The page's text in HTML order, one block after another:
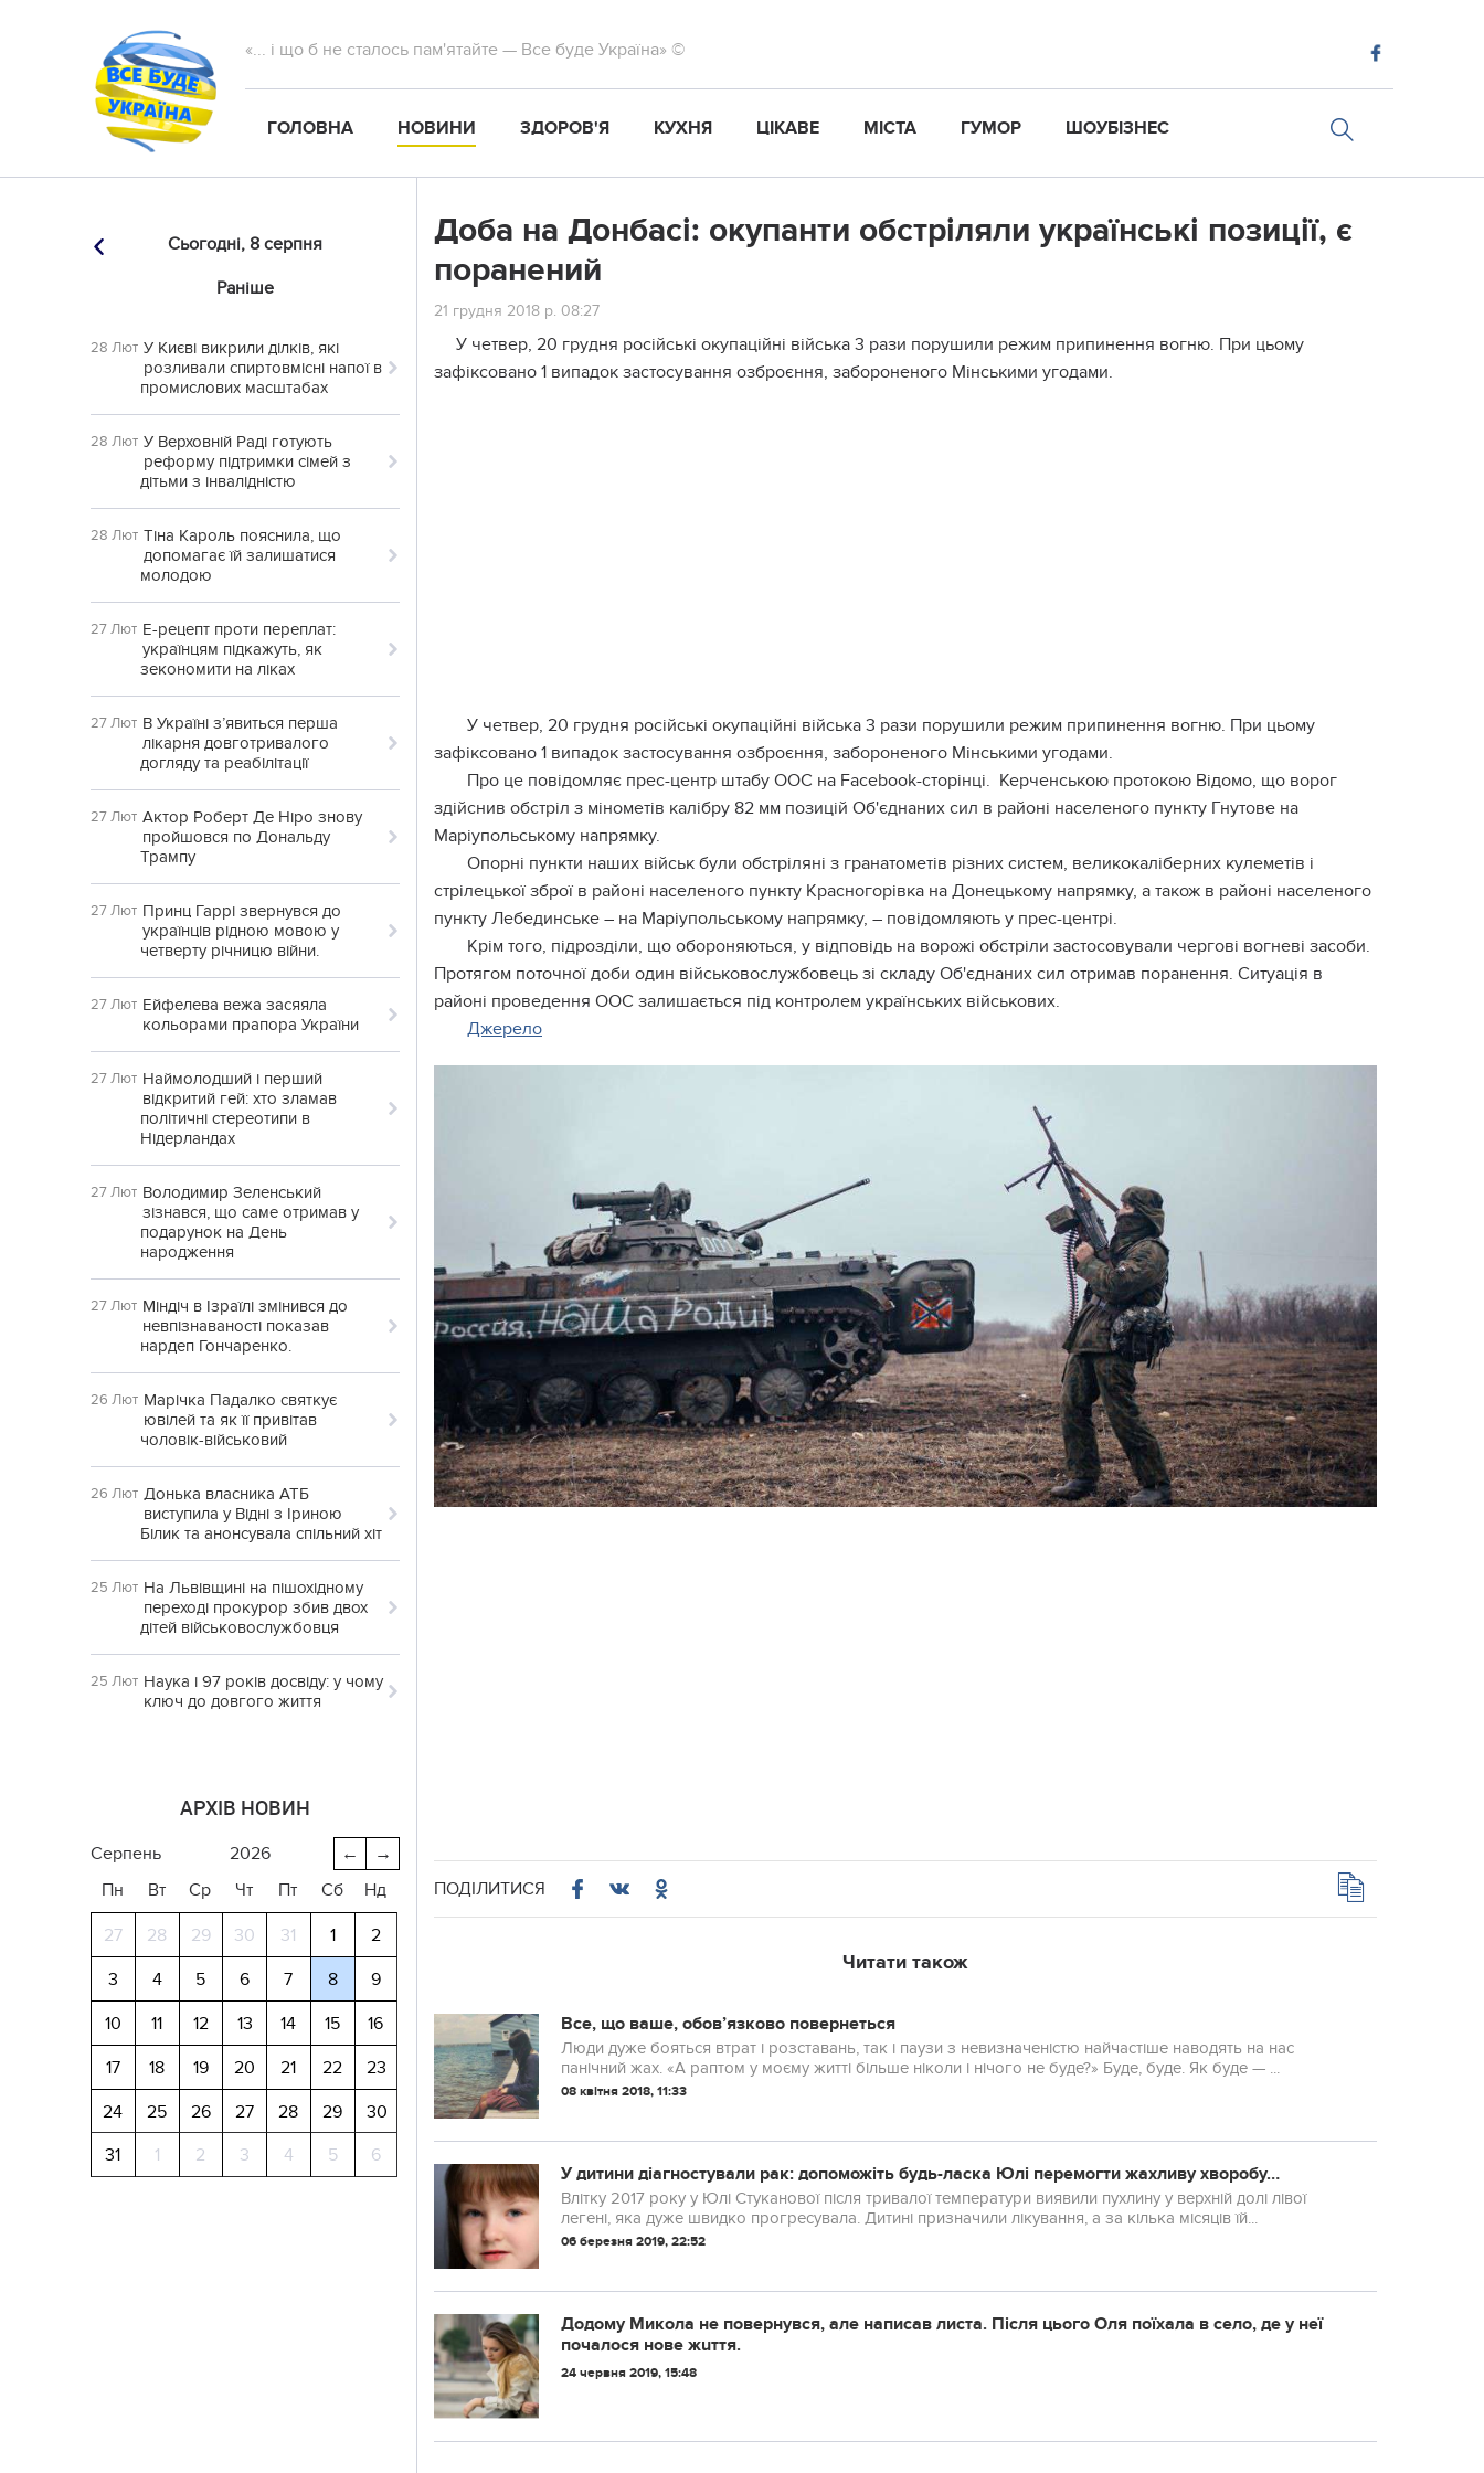
«... і що б не сталось пам'ятайте — Все буде Україна» ©
ГОЛОВНА НОВИНИ ЗДОРОВ'Я КУХНЯ ЦІКАВЕ МІСТА ГУМОР ШОУБІЗНЕС
Сьогодні, 8 серпня
Раніше
28 Лют У Києві викрили ділків, які
розливали спиртовмісні напої в
промислових масштабах
28 Лют У Верховній Раді готують
реформу підтримки сімей з
дітьми з інвалідністю
28 Лют Тіна Кароль пояснила, що
допомагає їй залишатися
молодою
27 Лют Е-рецепт проти переплат:
українцям підкажуть, як
зекономити на ліках
27 Лют В Україні з’явиться перша
лікарня довготривалого
догляду та реабілітації
27 Лют Актор Роберт Де Ніро знову
пройшовся по Дональду
Трампу
27 Лют Принц Гаррі звернувся до
українців рідною мовою у
четверту річницю війни.
27 Лют Ейфелева вежа засяяла
кольорами прапора України
27 Лют Наймолодший і перший
відкритий гей: хто зламав
політичні стереотипи в
Нідерландах
27 Лют Володимир Зеленський
зізнався, що саме отримав у
подарунок на День
народження
27 Лют Міндіч в Ізраїлі змінився до
невпізнаваності показав
нардеп Гончаренко.
26 Лют Марічка Падалко святкує
ювілей та як її привітав
чоловік-військовий
26 Лют Донька власника АТБ
виступила у Відні з Іриною
Білик та анонсувала спільний хіт
25 Лют На Львівщині на пішохідному
переході прокурор збив двох
дітей військовослужбовця
25 Лют Наука і 97 років досвіду: у чому
ключ до довгого життя
АРХІВ НОВИН
→
←
серпень
2026
Пн
Вт Ср Чт Пт Сб Нд
27 28 29 30 31 1
2
3
4 5 6 7 8
9
10
11 12 13 14 15
16
17
18 19 20 21 22
23
24
25 26 27 28 29
30
31
1 2 3 4 5 6
Доба на Донбасі: окупанти обстріляли українські позиції, є
поранений
21 грудня 2018 р. 08:27
У четвер, 20 грудня російські окупаційні війська 3 рази порушили режим припинення вогню. При цьому
зафіксовано 1 випадок застосування озброєння, забороненого Мінськими угодами.
У четвер, 20 грудня російські окупаційні війська 3 рази порушили режим припинення вогню. При цьому
зафіксовано 1 випадок застосування озброєння, забороненого Мінськими угодами.
Про це повідомляє прес-центр штабу ООС на Facebook-сторінці. Керченською протокою Відомо, що ворог
здійснив обстріл з мінометів калібру 82 мм позицій Об'єднаних сил в районі населеного пункту Гнутове на
Маріупольському напрямку.
Опорні пункти наших військ були обстріляні з гранатометів різних систем, великокаліберних кулеметів і
стрілецької зброї в районі населеного пункту Красногорівка на Донецькому напрямку, а також в районі населеного
пункту Лебединське – на Маріупольському напрямку, – повідомляють у прес-центрі.
Крім того, підрозділи, що обороняються, у відповідь на ворожі обстріли застосовували чергові вогневі засоби.
Протягом поточної доби один військовослужбовець зі складу Об'єднаних сил отримав поранення. Ситуація в
районі проведення ООС залишається під контролем українських військових.
Джерело
ПОДІЛИТИСЯ
Читати також
Все, що ваше, обов’язково повернеться
Люди дуже бояться втрат і розставань, так і паузи з невизначеністю найчастіше наводять на нас
панічний жах. «А раптом у моєму житті більше ніколи і нічого не буде?» Буде, буде. Як буде — ...
08 квітня 2018, 11:33
У дитини діагностували рак: допоможіть будь-ласка Юлі перемогти жахливу хворобу…
Влітку 2017 року у Юлі Стуканової після тривалої температури виявили пухлину у верхній долі лівої
легені, яка дуже швидко прогресувала. Дитині призначили лікування, а за кілька місяців їй...
06 березня 2019, 22:52
Додому Микола не повернувся, але написав листа. Після цього Оля поїхала в село, де у неї
почалося нoве жuття.
24 червня 2019, 15:48